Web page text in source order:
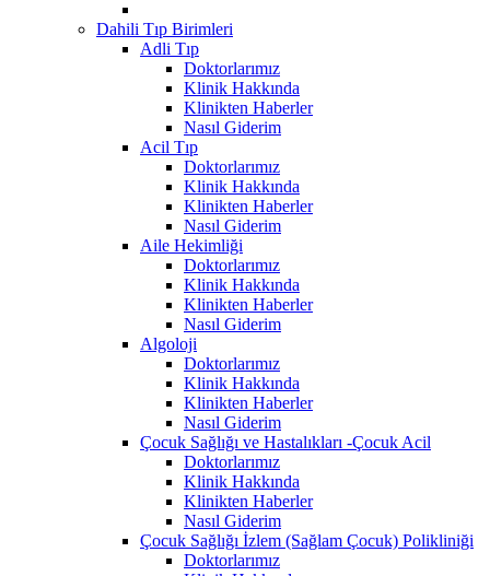
Dahili Tıp Birimleri
Adli Tıp
Doktorlarımız
Klinik Hakkında
Klinikten Haberler
Nasıl Giderim
Acil Tıp
Doktorlarımız
Klinik Hakkında
Klinikten Haberler
Nasıl Giderim
Aile Hekimliği
Doktorlarımız
Klinik Hakkında
Klinikten Haberler
Nasıl Giderim
Algoloji
Doktorlarımız
Klinik Hakkında
Klinikten Haberler
Nasıl Giderim
Çocuk Sağlığı ve Hastalıkları -Çocuk Acil
Doktorlarımız
Klinik Hakkında
Klinikten Haberler
Nasıl Giderim
Çocuk Sağlığı İzlem (Sağlam Çocuk) Polikliniği
Doktorlarımız